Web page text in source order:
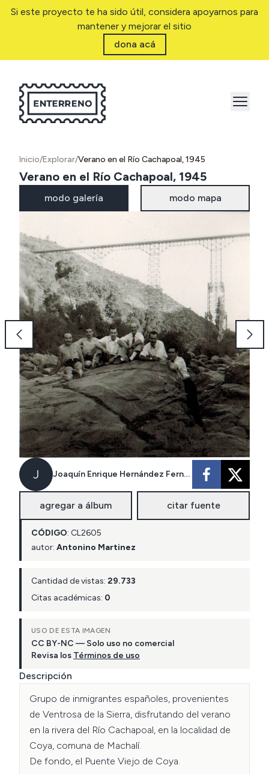
Si este proyecto te ha sido útil, considera apoyarnos para
mantener y mejorar el sitio
dona acá
Inicio/Explorar/Verano en el Río Cachapoal, 1945
Verano en el Río Cachapoal, 1945
modo galería modo mapa
J Joaquín Enrique Hernández Fernández
agregar a álbum citar fuente
CÓDIGO: CL2605
autor: Antonino Martinez
Cantidad de vistas: 29.733
Citas académicas: 0
USO DE ESTA IMAGEN
CC BY-NC — Solo uso no comercial
Revisa los Términos de uso
Descripción
Grupo de inmigrantes españoles, provenientes
de Ventrosa de la Sierra, disfrutando del verano
en la rivera del Río Cachapoal, en la localidad de
Coya, comuna de Machalí.
De fondo, el Puente Viejo de Coya.